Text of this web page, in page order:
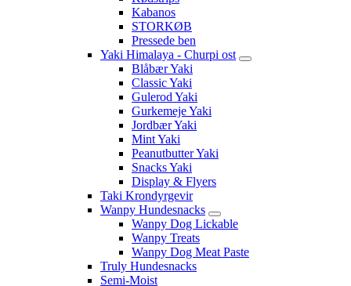
Kabanos
STORKØB
Pressede ben
Yaki Himalaya - Churpi ost
Blåbær Yaki
Classic Yaki
Gulerod Yaki
Gurkemeje Yaki
Jordbær Yaki
Mint Yaki
Peanutbutter Yaki
Snacks Yaki
Display & Flyers
Taki Krondyrgevir
Wanpy Hundesnacks
Wanpy Dog Lickable
Wanpy Treats
Wanpy Dog Meat Paste
Truly Hundesnacks
Semi-Moist